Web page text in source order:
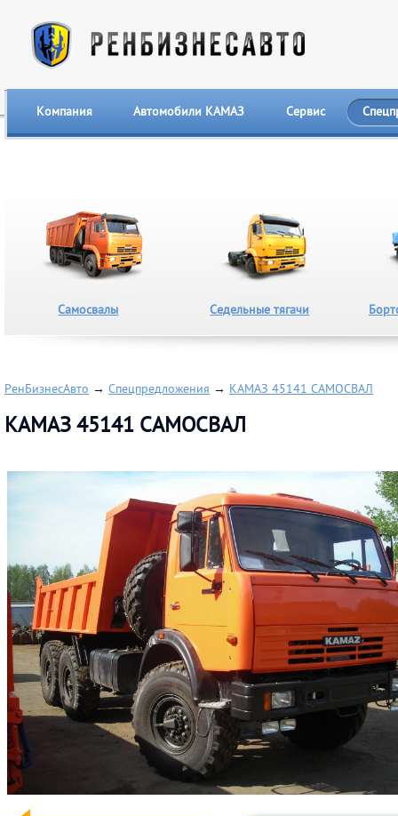
Компания Автомобили КАМАЗ Сервис
Самосвалы Седельные тягачи
РенБизнесАвто → Спецпредложения → КАМАЗ 45141 САМОСВАЛ
КАМАЗ 45141 САМОСВАЛ